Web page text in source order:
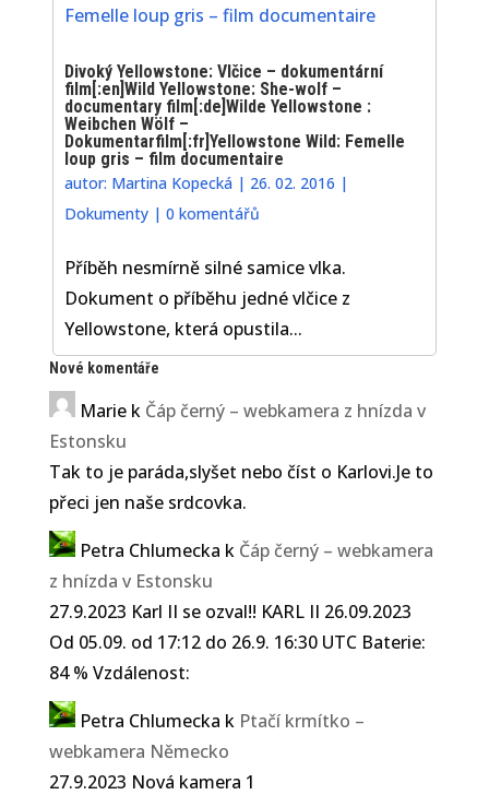
Divoký Yellowstone: Vlčice – dokumentární
film[:en]Wild Yellowstone: She-wolf –
documentary film[:de]Wilde Yellowstone :
Weibchen Wölf –
Dokumentarfilm[:fr]Yellowstone Wild: Femelle
loup gris – film documentaire
autor: Martina Kopecká | 26. 02. 2016 |
Dokumenty |0 komentářů
Příběh nesmírně silné samice vlka.
Dokument o příběhu jedné vlčice z
Yellowstone, která opustila...
Nové komentáře
Mariek Čáp černý – webkamera z hnízda v
Estonsku
Tak to je paráda,slyšet nebo číst o Karlovi.Je to
přeci jen naše srdcovka.
Petra Chlumecka k Čáp černý – webkamera
z hnízda v Estonsku
27.9.2023 Karl II se ozval!! KARL II 26.09.2023
Od 05.09. od 17:12 do 26.9. 16:30 UTC Baterie:
84 % Vzdálenost:
Petra Chlumecka k Ptačí krmítko –
webkamera Německo
27.9.2023 Nová kamera 1